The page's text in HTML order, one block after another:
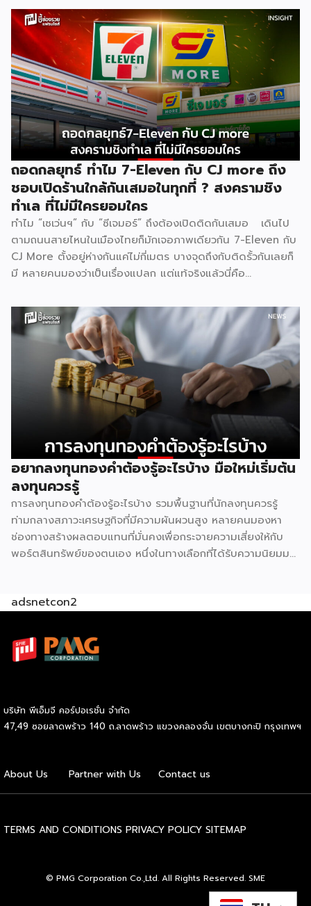
ยังคงเติบโตต่อเนื่อง ฟังดูน่าลงทุน แต่ภายใต้ตัวเลขที่สวยงาม
นั้น ซ่อนความจริงที่ไม่ค่อยมีใครพูดถึง นั่นคือ ยิ่งตลาดใหญ่ การ
แข่งขันยิ่งโหด และสงครามบุฟเฟต์ราคาถูกคือหนึ่งในสมรภูมิที่
เดิมพันสูงที่สุด . [ Content Chapter ] 1.สงครามที่ไม่มีใครกล้า
หยุดก่อน 2.ใครได้ ใครเสีย ทั้งสองฝั่ง 3.Case Study แบรนด์
ไทยในสงครามเดียวกัน 4.ผู้แพ้ที่เงียบที่สุด “พนักงาน” 5.บทสรุป
. [ 1.สงครามที่ไม่มีใครกล้าหยุดก่อน ] . สงครามบุฟเฟต์ไม่ได้เกิด
จากความใจดีของแบรนด์ แต่เกิดจาก ความกลัว กลัวเสียลูกค้าให้
คู่แข่งตามมาตรฐานธุรกิจร้านอาหารไทย Food Cost ที่ดีควรอยู่
ที่ 25–35% ของราคาขาย และ Net […]
ถอดกลยุทธ์ ทำไม 7-Eleven กับ CJ more ถึง
ชอบเปิดร้านใกล้กันเสมอในทุกที่ ? สงครามชิง
ทำเล ที่ไม่มีใครยอมใคร
ทำไม “เซเว่นฯ” กับ “ซีเจมอร์” ถึงต้องเปิดติดกันเสมอ เดินไป
ตามถนนสายไหนในเมืองไทยก็มักเจอภาพเดียวกัน 7-Eleven กับ
CJ More ตั้งอยู่ห่างกันแค่ไม่กี่เมตร บางจุดถึงกับติดรั้วกันเลยก็
มี หลายคนมองว่าเป็นเรื่องแปลก แต่แท้จริงแล้วนี่คือ
ไม่ใช่เรื่องบังเอิญ และไม่ใช่เรื่องที่แบรนด์ใดไล่ตามแบรนด์ใด แต่
เป็นผลลัพธ์ตามธรรมชาติของกลไกตลาดค้าปลีก 1. ทำเลที่ดี
มีอยู่จำกัด ธุรกิจค้าปลีกทุกประเภทต้องพึ่งพา “จุดตัดของการ
สัญจร” เป็นหัวใจหลัก ไม่ว่าจะเป็นสี่แยกไฟแดง ปากซอยที่คนเข้า
ออกทุกวัน หน้าปั๊มน้ำมัน หรือหน้าคอนโดที่มีคนเดินผ่านหนาแน่น
ทำเลลักษณะนี้ในแต่ละพื้นที่มีจำนวนจำกัดมาก ทั้ง 7-Eleven และ
CJ More ต่างก็มองหาปัจจัยเดียวกันคือปริมาณคนเดินผ่าน
สูงสุด จุดที่ตอบโจทย์ได้ดีที่สุดจึงมักเหลืออยู่ไม่กี่จุดในแต่ละย่าน
ผลคือทั้งสองแบรนด์ไปกระจุกตัวอยู่ในบริเวณเดียวกันโดย
ธรรมชาติ ไม่ต่างจากปั๊มน้ำมันหลายเจ้าที่มักตั้งอยู่ตรงข้ามกันบน
ถนนสายหลัก 2. ทฤษฎีคลัสเตอร์การค้า รวมกันแข็งกว่าแยกกัน
ในทางเศรษฐศาสตร์ค้าปลีกมีหลักการที่เรียกว่า retail
agglomeration หรือการรวมกลุ่มธุรกิจประเภทเดียวกันไว้ในจุด
เดียว ฟังดูขัดสามัญสำนึกที่ว่าคู่แข่งควรหนีห่างกันไว้ แต่ในความ
จริงกลับตรงกันข้าม เพราะจุดที่มี 7-Eleven และ CJ More อยู่
ด้วยกันจะกลายเป็น “จุดหมายปลายทาง” […]
อยากลงทุนทองคำต้องรู้อะไรบ้าง มือใหม่เริ่มต้น
ลงทุนควรรู้
การลงทุนทองคำต้องรู้อะไรบ้าง รวมพื้นฐานที่นักลงทุนควรรู้
ท่ามกลางสภาวะเศรษฐกิจที่มีความผันผวนสูง หลายคนมองหา
ช่องทางสร้างผลตอบแทนที่มั่นคงเพื่อกระจายความเสี่ยงให้กับ
พอร์ตสินทรัพย์ของตนเอง หนึ่งในทางเลือกที่ได้รับความนิยมมา
นั้น มีรายละเอียดสำคัญหลายประการที่ต้องทำความเข้าใจให้
ข้อมูลพื้นฐานที่จำเป็นต่อการเตรียมตัวกันก่อนว่ามีประเด็นใดบ้าง
ที่เราต้องศึกษาให้รอบคอบ การลงทุนทองคำ คืออะไร G H
คอยให้มูลค่าของสิ่งนี้ปรับตัวสูงขึ้นเมื่อเวลาผ่านไป โลหะมีค่าชนิด
นี้ได้รับการยกย่องให้เป็นแหล่งพักเงินที่ปลอดภัย หรือ Safe
Haven เนื่องจากมีมูลค่าคงที่อยู่ในตัวเอง จึงช่วยปกป้องความ
อย่างมีประสิทธิภาพ ถือเป็นกลยุทธ์สำคัญที่ช่วยให้เรากระจาย
ก่อนลงสนามจริง การก้าวเข้าสู่ตลาดโลหะมีค่าจำเป็นต้องอาศัย
หลักที่ควรศึกษาให้เข้าใจก่อนวางเดิมพันเพื่อสร้างผลกำไร เข้าใจรูป
adsnetcon2
บริษัท พีเอ็มจี คอร์ปอเรชั่น จำกัด
47,49 ซอยลาดพร้าว 140 ถ.ลาดพร้าว แขวงคลองจั่น เขตบางกะปิ กรุงเทพฯ
About Us Partner with Us Contact us
TERMS AND CONDITIONS PRIVACY POLICY SITEMAP
© PMG Corporation Co.,Ltd. All Rights Reserved. SME